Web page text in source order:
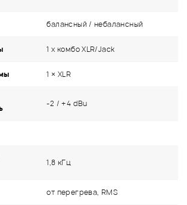
балансный / небалансный
1 х комбо XLR/Jack
1 × XLR
-2 / +4 dBu
1,8 кГц
от перегрева, RMS